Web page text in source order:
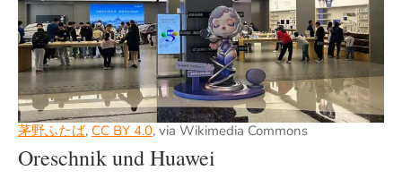
茅野ふたば, CC BY 4.0, via Wikimedia Commons
Oreschnik und Huawei